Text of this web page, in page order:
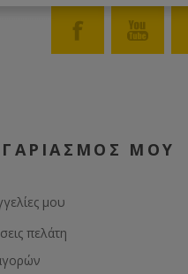
ΜΟΥ
μου
πελάτη